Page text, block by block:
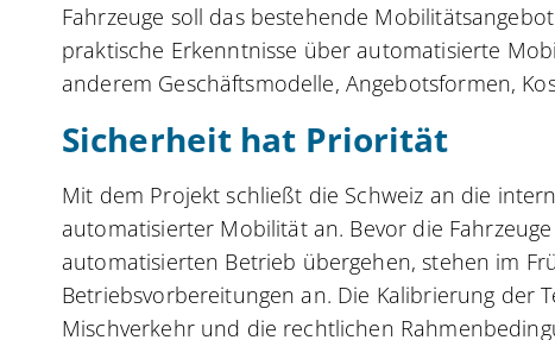
Fahrzeuge soll das bestehende
praktische Erkenntnisse über automatisierte
anderem Geschäftsmodelle, Angebotsformen,
Sicherheit hat Priorität
Mit dem Projekt schließt die Schweiz an die
automatisierter Mobilität an. Bevor die
automatisierten Betrieb übergehen, stehen im
Betriebsvorbereitungen an. Die Kalibrierung der
Mischverkehr und die rechtlichen